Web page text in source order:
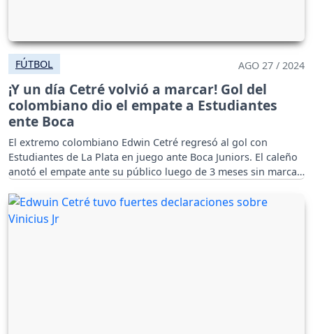
FÚTBOL AGO 27 / 2024
¡Y un día Cetré volvió a marcar! Gol del
colombiano dio el empate a Estudiantes
ente Boca
El extremo colombiano Edwin Cetré regresó al gol con
Estudiantes de La Plata en juego ante Boca Juniors. El caleño
anotó el empate ante su público luego de 3 meses sin marcar